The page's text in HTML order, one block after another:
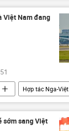
bị thương
Việt Nam đang
Hợp tác Nga-Việt
tin
Thế giới
du khách
sớm sang Việt